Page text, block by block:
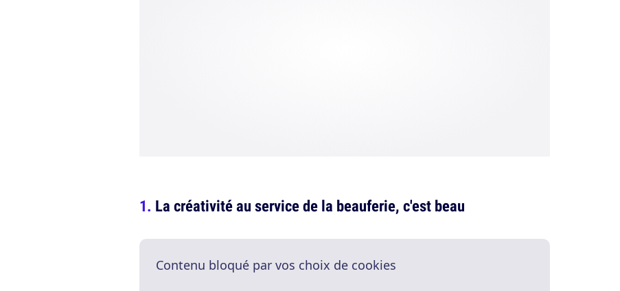
La créativité au service de la beauferie, c'est beau
Contenu bloqué par vos choix de cookies